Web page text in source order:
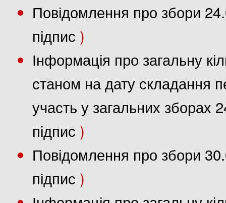
Повідомлення про збори
підпис )
Інформація про загальну
станом на дату складання
участь у загальних
підпис )
Повідомлення про збори
підпис )